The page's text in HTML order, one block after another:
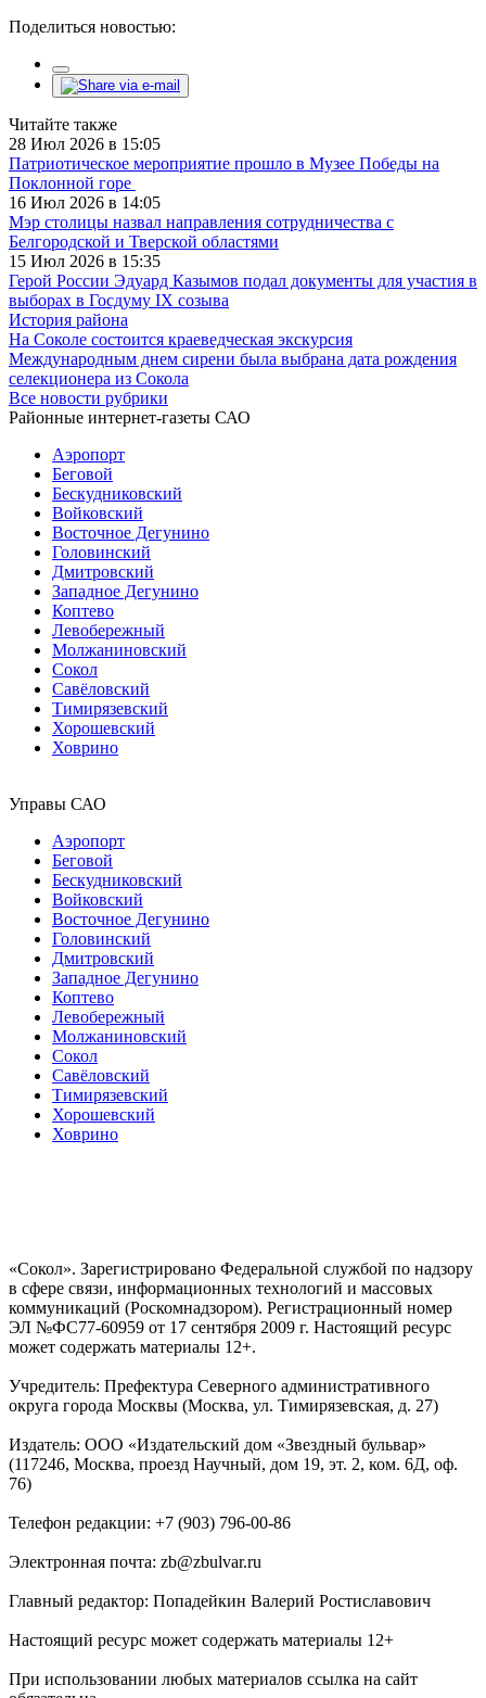
Поделиться новостью:
Читайте также
28 Июл 2026 в 15:05
Патриотическое мероприятие прошло в Музее Победы на
Поклонной горе
16 Июл 2026 в 14:05
Мэр столицы назвал направления сотрудничества с
Белгородской и Тверской областями
15 Июл 2026 в 15:35
Герой России Эдуард Казымов подал документы для участия в
выборах в Госдуму IX созыва
История района
На Соколе состоится краеведческая экскурсия
Международным днем сирени была выбрана дата рождения
селекционера из Сокола
Все новости рубрики
Районные интернет-газеты САО
Аэропорт
Беговой
Бескудниковский
Войковский
Восточное Дегунино
Головинский
Дмитровский
Западное Дегунино
Коптево
Левобережный
Молжаниновский
Сокол
Савёловский
Тимирязевский
Хорошевский
Ховрино
Управы САО
Аэропорт
Беговой
Бескудниковский
Войковский
Восточное Дегунино
Головинский
Дмитровский
Западное Дегунино
Коптево
Левобережный
Молжаниновский
Сокол
Савёловский
Тимирязевский
Хорошевский
Ховрино
«Сокол». Зарегистрировано Федеральной службой по надзору
в сфере связи, информационных технологий и массовых
коммуникаций (Роскомнадзором). Регистрационный номер
ЭЛ №ФС77-60959 от 17 сентября 2009 г. Настоящий ресурс
может содержать материалы 12+.
Учредитель: Префектура Северного административного
округа города Москвы (Москва, ул. Тимирязевская, д. 27)
Издатель: ООО «Издательский дом «Звездный бульвар»
(117246, Москва, проезд Научный, дом 19, эт. 2, ком. 6Д, оф.
76)
Телефон редакции: +7 (903) 796-00-86
Электронная почта: zb@zbulvar.ru
Главный редактор: Попадейкин Валерий Ростиславович
Настоящий ресурс может содержать материалы 12+
При использовании любых материалов ссылка на сайт